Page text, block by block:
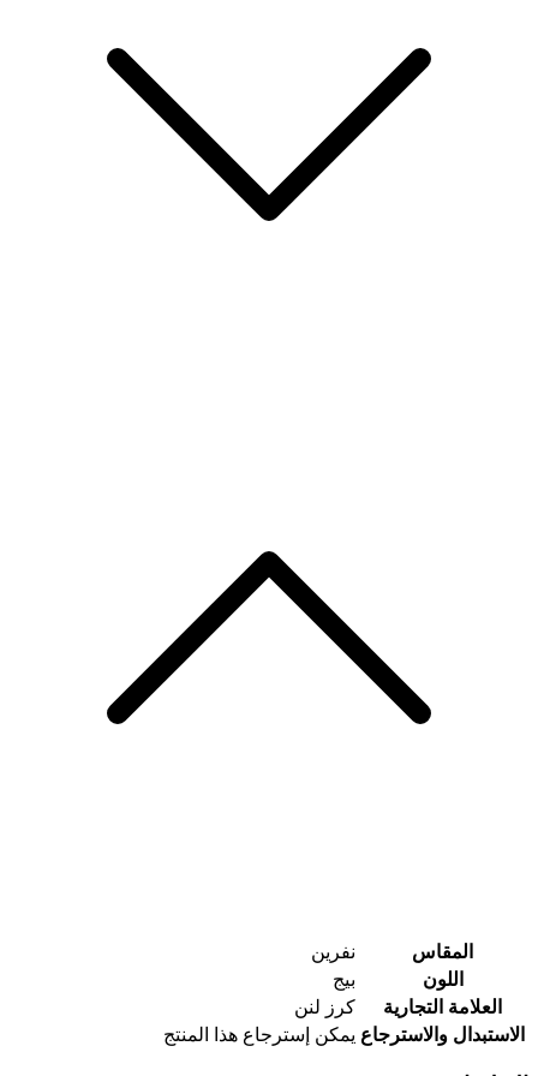
المقاس
نفرين
اللون
بيج
العلامة التجارية
كرز لنن
الاستبدال والاسترجاع يمكن إسترجاع هذا المنتج